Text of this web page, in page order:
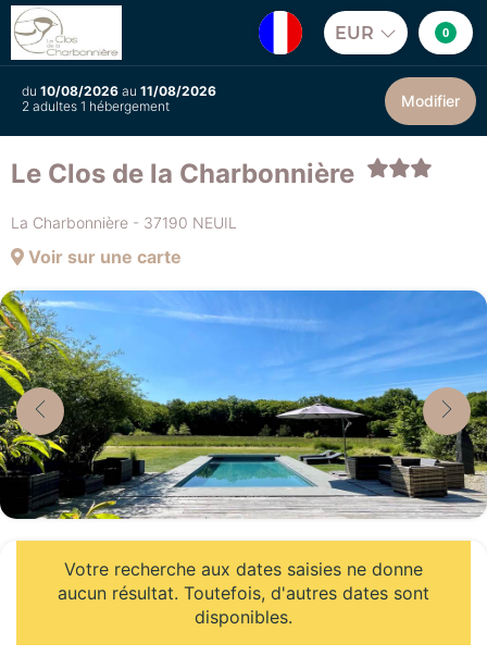
EUR 0
du 10/08/2026 au 11/08/2026
2 adultes 1 hébergement
Modifier
Le Clos de la Charbonnière
La Charbonnière - 37190 NEUIL
Voir sur une carte
Votre recherche aux dates saisies ne donne
aucun résultat. Toutefois, d'autres dates sont
disponibles.